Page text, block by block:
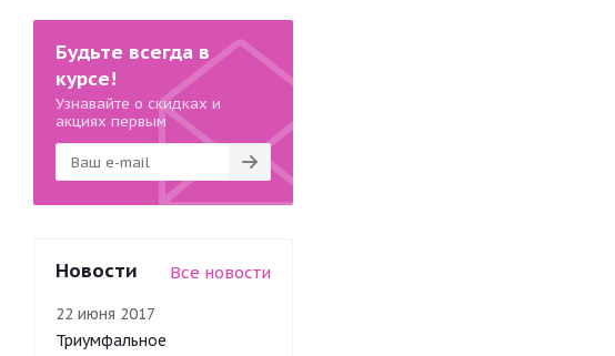
Будьте всегда в
курсе!
Узнавайте о скидках и
акциях первым
Новости Все новости
22 июня 2017
Триумфальное